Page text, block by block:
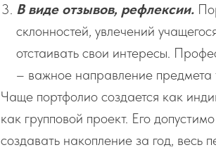
В виде отзывов, рефлексии.
склонностей, увлечений
отстаивать свои интересы.
– важное направление предмета
Чаще портфолио создается как
как групповой проект. Его
создавать накопление за год, весь